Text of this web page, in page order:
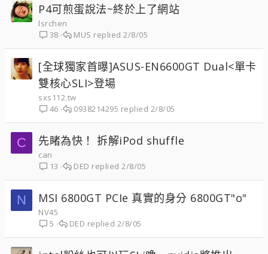
P4可煎蛋說法~終於上了網站
lsrchen
38
2/8/05
MUS
[全球獨家首曝]ASUS-EN6600GT Dual<單卡
雙核心SLI>登場
sxs112.tw
46
2/8/05
0938214295
C 先睹為快！ 拆解iPod shuffle
can
13
2/8/05
DED
N MSI 6800GT PCIe 真實的身分 6800GT"o"
NV45
5
2/8/05
DED